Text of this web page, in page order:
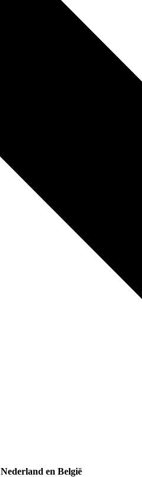
Nederland en België